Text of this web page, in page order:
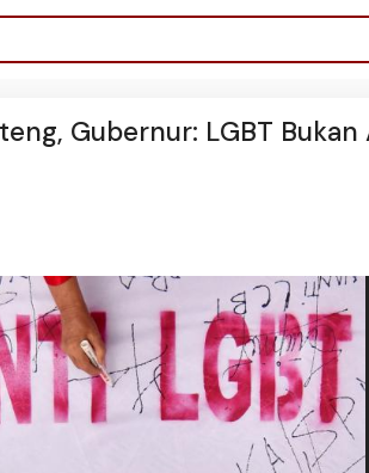
Gubernur: LGBT